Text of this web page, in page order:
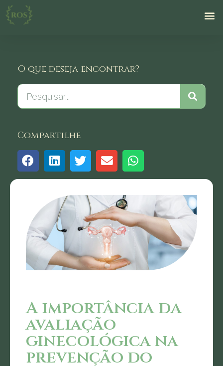
A importância da
avaliação
ginecológica na
prevenção do
O que deseja encontrar?
Compartilhe